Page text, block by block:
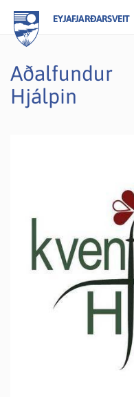
EYJAFJARÐARSVEIT
Aðalfundur
Hjálpin